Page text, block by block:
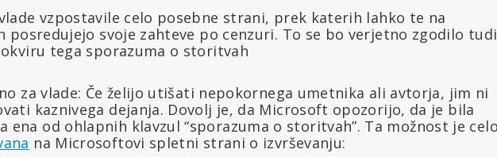
vzpostavile celo posebne strani, prek katerih lahko te na
posredujejo svoje zahteve po cenzuri. To se bo verjetno zgodilo tudi
tega sporazuma o storitvah
za vlade: Če želijo utišati nepokornega umetnika ali avtorja, jim ni
kaznivega dejanja. Dovolj je, da Microsoft opozorijo, da je bila
ena od ohlapnih klavzul “sporazuma o storitvah”. Ta možnost je celo
na Microsoftovi spletni strani o izvrševanju: